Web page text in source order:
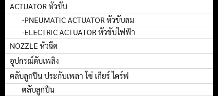
ACTUATOR หัวขับ
-PNEUMATIC ACTUATOR หัวขับลม
-ELECTRIC ACTUATOR หัวขับไฟฟ้า
NOZZLE หัวฉีด
อุปกรณ์ดับเพลิง
ตลับลูกปืน ประกับเพลา โซ่ เกียร์ ไดร์ฟ
ตลับลูกปืน